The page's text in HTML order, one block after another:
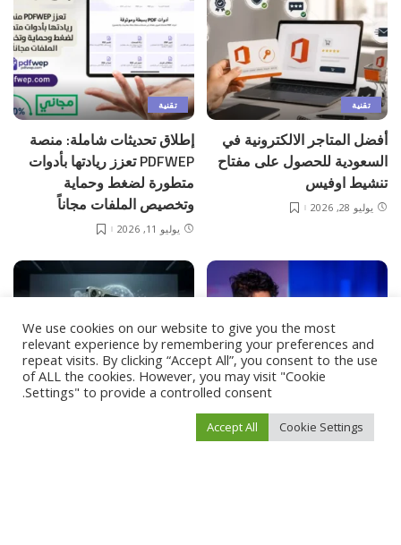
تقنية
أفضل المتاجر الالكترونية في
السعودية للحصول على مفتاح
تنشيط اوفيس
يوليو 28, 2026
تقنية
إطلاق تحديثات شاملة: منصة
PDFWEP تعزز ريادتها بأدوات
متطورة لضغط وحماية
وتخصيص الملفات مجاناً
يوليو 11, 2026
المصور وصانع المحتوى باسم
البارع يواصل إبراز رؤيته
تقنية
We use cookies on our website to give you the most
relevant experience by remembering your preferences and
repeat visits. By clicking “Accept All”, you consent to the use
of ALL the cookies. However, you may visit "Cookie
Settings" to provide a controlled consent.
Cookie Settings
Accept All